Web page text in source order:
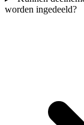
worden ingedeeld?